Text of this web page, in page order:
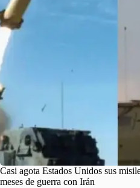
Casi agota Estados Unidos sus
meses de guerra con Irán